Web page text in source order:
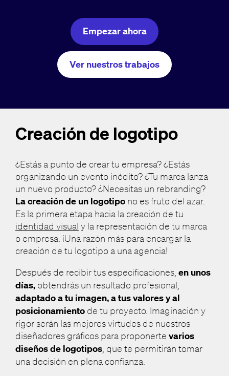
Empezar ahora
Ver nuestros trabajos
Creación de logotipo
¿Estás a punto de crear tu empresa? ¿Estás
organizando un evento inédito? ¿Tu marca lanza
un nuevo producto? ¿Necesitas un rebranding?
La creación de un logotipo no es fruto del azar.
Es la primera etapa hacia la creación de tu
identidad visual y la representación de tu marca
o empresa. ¡Una razón más para encargar la
creación de tu logotipo a una agencia!
Después de recibir tus especificaciones, en unos
días, obtendrás un resultado profesional,
adaptado a tu imagen, a tus valores y al
posicionamiento de tu proyecto. Imaginación y
rigor serán las mejores virtudes de nuestros
diseñadores gráficos para proponerte varios
diseños de logotipos, que te permitirán tomar
una decisión en plena confianza.